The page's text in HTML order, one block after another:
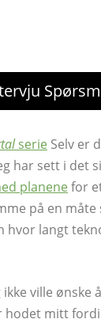
serie Selv er
har sett i det
planene for
på en måte
hvor langt
ville ønske
hodet mitt